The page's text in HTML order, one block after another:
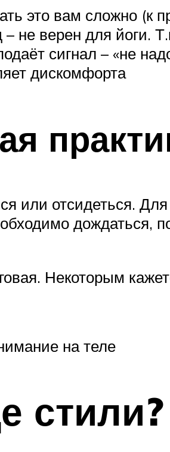
это вам сложно (к
не верен для йоги.
сигнал – «не
дискомфорта
или отсидеться.
дождаться,
Некоторым
на теле
стили?